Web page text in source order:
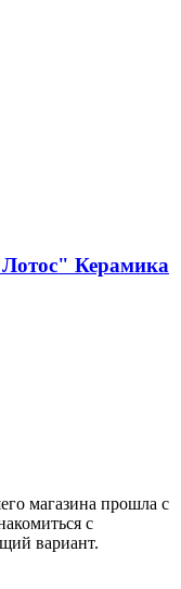
Керамика
магазина прошла с
с
вариант.